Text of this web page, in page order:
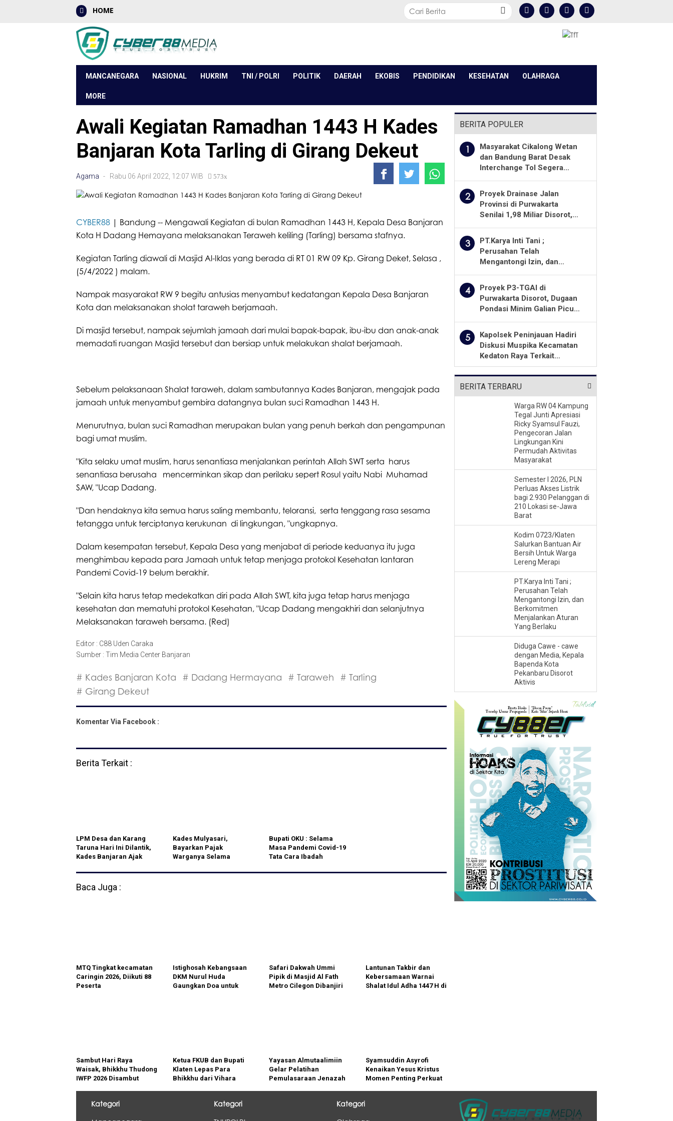
HOME
MANCANEGARA NASIONAL HUKRIM TNI / POLRI POLITIK DAERAH EKOBIS PENDIDIKAN KESEHATAN OLAHRAGA
MORE
Awali Kegiatan Ramadhan 1443 H Kades
Banjaran Kota Tarling di Girang Dekeut
Agama - Rabu 06 April 2022, 12:07 WIB 573x
CYBER88 | Bandung -- Mengawali Kegiatan di bulan Ramadhan 1443 H, Kepala Desa Banjaran
Kota H Dadang Hemayana melaksanakan Teraweh keliling (Tarling) bersama stafnya.
Kegiatan Tarling diawali di Masjid Al-Iklas yang berada di RT 01 RW 09 Kp. Girang Deket, Selasa ,
(5/4/2022 ) malam.
Nampak masyarakat RW 9 begitu antusias menyambut kedatangan Kepala Desa Banjaran
Kota dan melaksanakan sholat taraweh berjamaah.
Di masjid tersebut, nampak sejumlah jamaah dari mulai bapak-bapak, ibu-ibu dan anak-anak
memadati ruangan Masjid tersebut dan bersiap untuk melakukan shalat berjamaah.
Sebelum pelaksanaan Shalat taraweh, dalam sambutannya Kades Banjaran, mengajak pada
jamaah untuk menyambut gembira datangnya bulan suci Ramadhan 1443 H.
Menurutnya, bulan suci Ramadhan merupakan bulan yang penuh berkah dan pengampunan
bagi umat muslim.
"Kita selaku umat muslim, harus senantiasa menjalankan perintah Allah SWT serta harus
senantiasa berusaha mencerminkan sikap dan perilaku sepert Rosul yaitu Nabi Muhamad
SAW, "Ucap Dadang.
"Dan hendaknya kita semua harus saling membantu, teloransi, serta tenggang rasa sesama
tetangga untuk terciptanya kerukunan di lingkungan, "ungkapnya.
Dalam kesempatan tersebut, Kepala Desa yang menjabat di periode keduanya itu juga
menghimbau kepada para Jamaah untuk tetap menjaga protokol Kesehatan lantaran
Pandemi Covid-19 belum berakhir.
"Selain kita harus tetap medekatkan diri pada Allah SWT, kita juga tetap harus menjaga
kesehatan dan mematuhi protokol Kesehatan, "Ucap Dadang mengakhiri dan selanjutnya
Melaksanakan taraweh bersama. (Red)
Editor : C88 Uden Caraka
Sumber : Tim Media Center Banjaran
# Kades Banjaran Kota # Dadang Hermayana # Taraweh
# Tarling
# Girang Dekeut
Komentar Via Facebook :
Berita Terkait :
LPM Desa dan Karang
Taruna Hari Ini Dilantik,
Kades Banjaran Ajak
Desa
Kades Mulyasari,
Bayarkan Pajak
Warganya Selama
Dalam Tarling Bukti
Bupati OKU : Selama
Masa Pandemi Covid-19
Tata Cara Ibadah
dan Kemenag
Baca Juga :
MTQ Tingkat kecamatan
Caringin 2026, Diikuti 88
Peserta
Istighosah Kebangsaan
DKM Nurul Huda
Gaungkan Doa untuk
Safari Dakwah Ummi
Pipik di Masjid Al Fath
Metro Cilegon Dibanjiri
Lantunan Takbir dan
Kebersamaan Warnai
Shalat Idul Adha 1447 H di
Sambut Hari Raya
Waisak, Bhikkhu Thudong
IWFP 2026 Disambut
Ketua FKUB dan Bupati
Klaten Lepas Para
Bhikkhu dari Vihara
Menuju Candi Borobudur
Yayasan Almutaalimiin
Gelar Pelatihan
Pemulasaraan Jenazah
Syamsuddin Asyrofi
Kenaikan Yesus Kristus
Momen Penting Perkuat
BERITA POPULER
1
Masyarakat Cikalong Wetan
dan Bandung Barat Desak
Interchange Tol Segera
2
Proyek Drainase Jalan
Provinsi di Purwakarta
Senilai 1,98 Miliar Disorot,
Pekerjaan Diawasi Ketat
3
PT.Karya Inti Tani ;
Perusahan Telah
Mengantongi Izin, dan
Aturan Yang Berlaku
4
Proyek P3-TGAI di
Purwakarta Disorot, Dugaan
Pondasi Minim Galian Picu
Pengawasan
5
Kapolsek Peninjauan Hadiri
Diskusi Muspika Kecamatan
Kedaton Raya Terkait
Sengketa Lahan Kelompok
Tani Dengan PT. GNS
BERITA TERBARU
Warga RW 04 Kampung
Tegal Junti Apresiasi
Ricky Syamsul Fauzi,
Pengecoran Jalan
Lingkungan Kini
Permudah Aktivitas
Masyarakat
Semester I 2026, PLN
Perluas Akses Listrik
bagi 2.930 Pelanggan di
210 Lokasi se-Jawa
Barat
Kodim 0723/Klaten
Salurkan Bantuan Air
Bersih Untuk Warga
Lereng Merapi
PT.Karya Inti Tani ;
Perusahan Telah
Mengantongi Izin, dan
Berkomitmen
Menjalankan Aturan
Yang Berlaku
Diduga Cawe - cawe
dengan Media, Kepala
Bapenda Kota
Pekanbaru Disorot
Aktivis
Kategori Kategori Kategori